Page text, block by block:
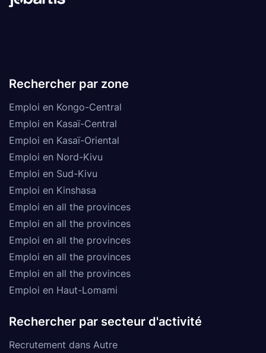
Rechercher par zone
Emploi en Kongo-Central
Emploi en Kasaï-Central
Emploi en Kasaï-Oriental
Emploi en Nord-Kivu
Emploi en Sud-Kivu
Emploi en Kinshasa
Emploi en all the provinces
Emploi en all the provinces
Emploi en all the provinces
Emploi en all the provinces
Emploi en all the provinces
Emploi en Haut-Lomami
Rechercher par secteur d'activité
Recrutement dans Autre